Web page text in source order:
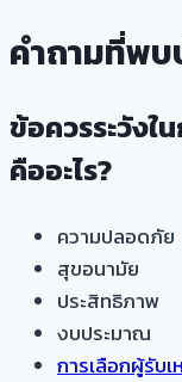
คำถามที่พบ
ข้อควรระวังใ
คืออะไร?
ความปลอดภัย
สุขอนามัย
ประสิทธิภาพ
งบประมาณ
การเลือกผู้รับเ